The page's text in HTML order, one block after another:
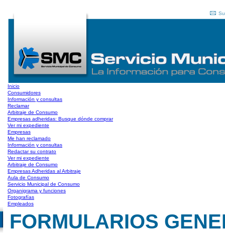
Inicio
Consumidores
Información y consultas
Reclamar
Arbitraje de Consumo
Empresas adheridas: Busque dónde comprar
Ver mi expediente
Empresas
Me han reclamado
Información y consultas
Redactar su contrato
Ver mi expediente
Arbitraje de Consumo
Empresas Adheridas al Arbitraje
Aula de Consumo
Servicio Municipal de Consumo
Organigrama y funciones
Fotografías
Empleados
FORMULARIOS